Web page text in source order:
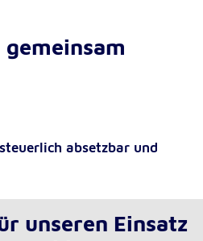
absetzbar und
unseren Einsatz